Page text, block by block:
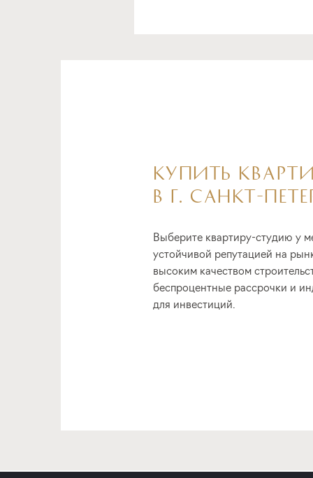
КУПИТЬ
В Г. САНКТ-
Выберите квартиру-студию у
устойчивой репутацией на
высоким качеством
беспроцентные рассрочки и
для инвестиций.